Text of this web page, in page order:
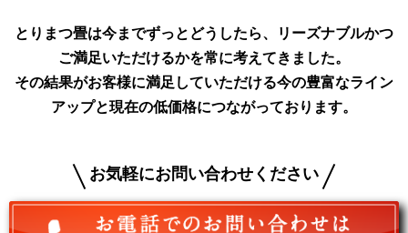
とりまつ畳は今までずっとどうしたら、リーズナブルかつ
ご満足いただけるかを常に考えてきました。
その結果がお客様に満足していただける今の豊富なライン
アップと現在の低価格につながっております。
お気軽にお問い合わせください